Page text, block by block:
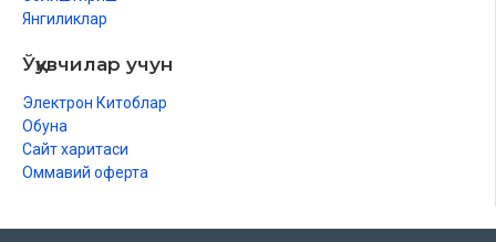
Шаңарақ шеңбериндеги ҳуқықлар
Ер адамның ҳаялы алдындағы ўазыйпалары
Ер адамның ҳаялы алдындағы қарым-қатнас ўазыйпалары
Янгиликлар
Ўқувчилар учун
Электрон Китоблар
Обуна
Сайт харитаси
Оммавий оферта